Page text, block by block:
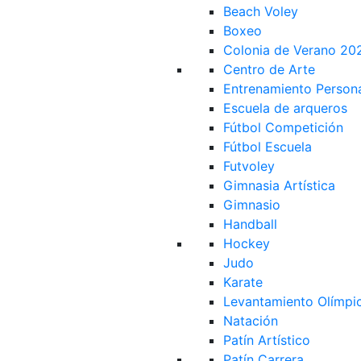
Beach Voley
Boxeo
Colonia de Verano
Centro de Arte
Entrenamiento
Escuela de arqueros
Fútbol Competición
Fútbol Escuela
Futvoley
Gimnasia Artística
Gimnasio
Handball
Hockey
Judo
Karate
Levantamiento
Natación
Patín Artístico